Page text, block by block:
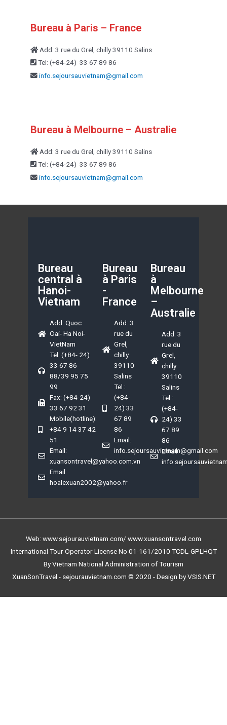
Bureau à Paris – France
Add: 3 rue du Grel, chilly 39110 Salins
Tel: (+84-24) 33 67 89 86
info.sejoursauvietnam@gmail.com
Bureau à Melbourne – Australie
Add: 3 rue du Grel, chilly 39110 Salins
Tel: (+84-24) 33 67 89 86
info.sejoursauvietnam@gmail.com
Bureau
central à
Hanoi-
Vietnam
Add: Quoc
Oai- Ha Noi-
VietNam
Tel: (+84- 24)
33 67 86
88/39 95 75
99
Fax: (+84-24)
33 67 92 31
Mobile(hotline):
+84 9 14 37 42
51
Email:
xuansontravel@yahoo.com.vn
Email:
hoalexuan2002@yahoo.fr
Bureau
à Paris
-
France
Add: 3
rue du
Grel,
chilly
39110
Salins
Tel :
(+84-
24) 33
67 89
86
Email:
info.sejoursauvietnam@gmail.com
Bureau
à
Melbourne
–
Australie
Add: 3
rue du
Grel,
chilly
39110
Salins
Tel :
(+84-
24) 33
67 89
86
Email:
Web: www.sejourauvietnam.com/ www.xuansontravel.com
International Tour Operator License No 01-161/2010 TCDL-GPLHQT
By Vietnam National Administration of Tourism
XuanSonTravel - sejourauvietnam.com © 2020 - Design by VSIS.NET